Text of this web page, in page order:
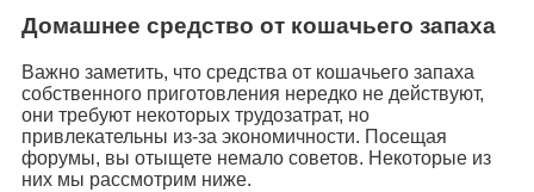
Домашнее средство от кошачьего запаха
Важно заметить, что средства от кошачьего запаха
собственного приготовления нередко не действуют,
они требуют некоторых трудозатрат, но
привлекательны из-за экономичности. Посещая
форумы, вы отыщете немало советов. Некоторые из
них мы рассмотрим ниже.